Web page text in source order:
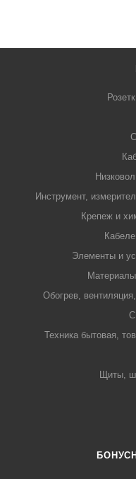
Инструмент,
Крепеж и
Элементы и
Обогрев,
Техника бытовая,
Щиты,